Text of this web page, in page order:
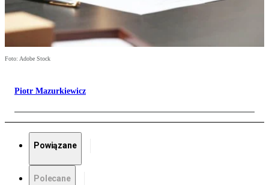
Foto: Adobe Stock
Piotr Mazurkiewicz
Powiązane
Polecane